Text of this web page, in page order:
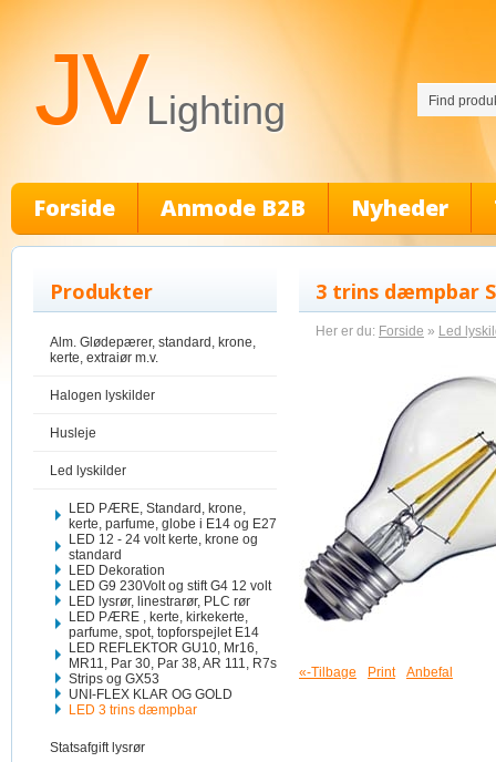
JVLighting
Forside Anmode B2B Nyheder
Produkter
Alm. Glødepærer, standard, krone,
kerte, extraiør m.v.
Halogen lyskilder
Husleje
Led lyskilder
LED PÆRE, Standard, krone,
kerte, parfume, globe i E14 og E27
LED 12 - 24 volt kerte, krone og
standard
LED Dekoration
LED G9 230Volt og stift G4 12 volt
LED lysrør, linestrarør, PLC rør
LED PÆRE , kerte, kirkekerte,
parfume, spot, topforspejlet E14
LED REFLEKTOR GU10, Mr16,
MR11, Par 30, Par 38, AR 111, R7s
Strips og GX53
UNI-FLEX KLAR OG GOLD
LED 3 trins dæmpbar
Statsafgift lysrør
3 trins dæmpbar
Her er du: Forside » Led
«-Tilbage Print Anbefal